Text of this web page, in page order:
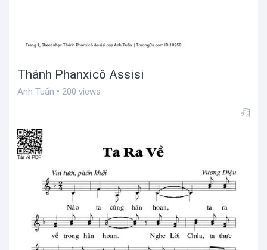
Thánh Phanxicô Assisi
Anh Tuấn • 200 views